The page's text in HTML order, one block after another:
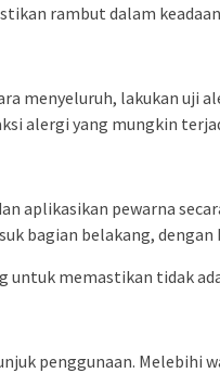
rambut dalam
menyeluruh, lakukan uji
alergi yang mungkin
aplikasikan pewarna
bagian belakang, dengan
untuk memastikan tidak
penggunaan. Melebihi